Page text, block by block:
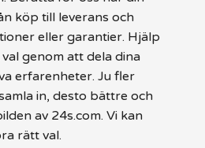
köp till leverans och
eller garantier. Hjälp
genom att dela dina
erfarenheter. Ju fler
in, desto bättre och
av 24s.com. Vi kan
rätt val.